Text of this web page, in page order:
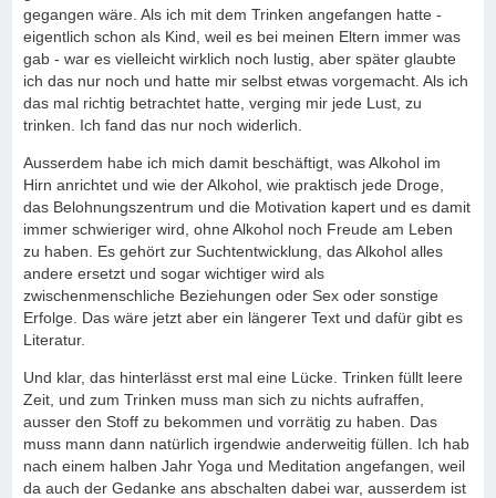
gegangen wäre. Als ich mit dem Trinken angefangen hatte -
eigentlich schon als Kind, weil es bei meinen Eltern immer was
gab - war es vielleicht wirklich noch lustig, aber später glaubte
ich das nur noch und hatte mir selbst etwas vorgemacht. Als ich
das mal richtig betrachtet hatte, verging mir jede Lust, zu
trinken. Ich fand das nur noch widerlich.
Ausserdem habe ich mich damit beschäftigt, was Alkohol im
Hirn anrichtet und wie der Alkohol, wie praktisch jede Droge,
das Belohnungszentrum und die Motivation kapert und es damit
immer schwieriger wird, ohne Alkohol noch Freude am Leben
zu haben. Es gehört zur Suchtentwicklung, das Alkohol alles
andere ersetzt und sogar wichtiger wird als
zwischenmenschliche Beziehungen oder Sex oder sonstige
Erfolge. Das wäre jetzt aber ein längerer Text und dafür gibt es
Literatur.
Und klar, das hinterlässt erst mal eine Lücke. Trinken füllt leere
Zeit, und zum Trinken muss man sich zu nichts aufraffen,
ausser den Stoff zu bekommen und vorrätig zu haben. Das
muss mann dann natürlich irgendwie anderweitig füllen. Ich hab
nach einem halben Jahr Yoga und Meditation angefangen, weil
da auch der Gedanke ans abschalten dabei war, ausserdem ist